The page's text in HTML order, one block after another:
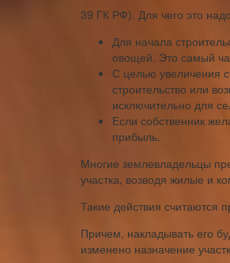
39 ГК РФ). Для чего это
Для начала
овощей. Это самый
С целью увеличения
строительство или
исключительно для
Если собственник
прибыль.
Многие землевладельцы
участка, возводя жилые и
Такие действия
Причем, накладывать его
изменено назначение